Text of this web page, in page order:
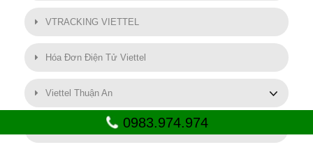
VTRACKING VIETTEL
Hóa Đơn Điện Tử Viettel
Viettel Thuận An
SMART MOTOR VIETTEL0983.974.974